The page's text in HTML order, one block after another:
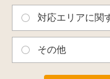
対応エリアに関
その他